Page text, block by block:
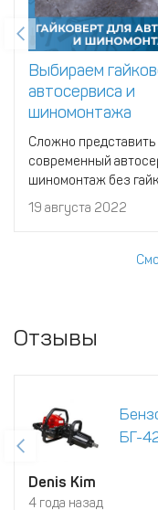
Выбираем
автосервиса и
шиномонтажа
Сложно представить
современный
шиномонтаж без
19 августа 2022
Отзывы
БГ-
Denis Kim
4 года назад